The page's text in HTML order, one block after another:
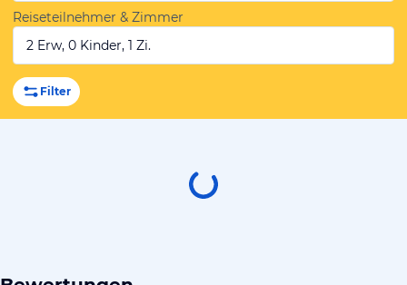
Reiseteilnehmer & Zimmer
2 Erw, 0 Kinder, 1 Zi.
Filter